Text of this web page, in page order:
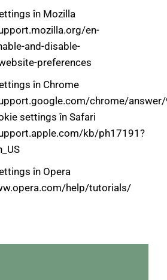
în Mozilla
en-
and-disable-
preferences
în Chrome
chrome/
settings în Safari
kb/ph17191?
în Opera
help/tutorials/